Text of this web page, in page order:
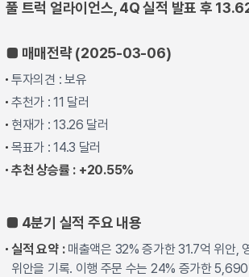
풀 트럭 얼라이언스, 4Q 실적 발표 후
■ 매매전략 (2025-03-06)
투자의견 : 보유
추천가 : 11 달러
현재가 : 13.26 달러
목표가 : 14.3 달러
추천 상승률 : +20.55%
■ 4분기 실적 주요 내용
실적 요약 :매출액은 32% 증가한 31.7억 위안,
위안을 기록. 이행 주문 수는 24% 증가한